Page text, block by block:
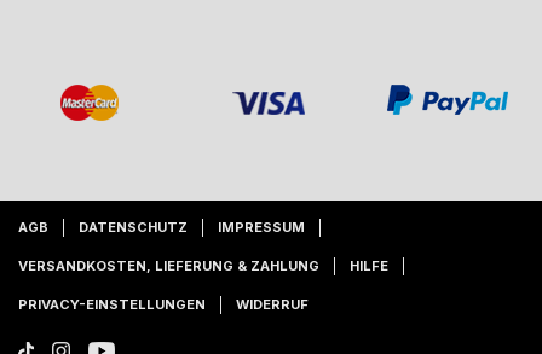
AGB DATENSCHUTZ IMPRESSUM
VERSANDKOSTEN, LIEFERUNG & ZAHLUNG HILFE
PRIVACY-EINSTELLUNGEN WIDERRUF